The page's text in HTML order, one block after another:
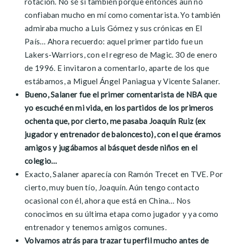
confiaban mucho en mí como comentarista. Yo también
admiraba mucho a Luis Gómez y sus crónicas en El
País… Ahora recuerdo: aquel primer partido fue un
Lakers-Warriors, con el regreso de Magic. 30 de enero
de 1996. E invitaron a comentarlo, aparte de los que
estábamos, a Miguel Ángel Paniagua y Vicente Salaner.
Bueno, Salaner fue el primer comentarista de NBA que
yo escuché en mi vida, en los partidos de los primeros
ochenta que, por cierto, me pasaba Joaquín Ruiz (ex
jugador y entrenador de baloncesto), con el que éramos
amigos y jugábamos al básquet desde niños en el
colegio…
Exacto, Salaner aparecía con Ramón Trecet en TVE. Por
cierto, muy buen tío, Joaquín. Aún tengo contacto
ocasional con él, ahora que está en China… Nos
conocimos en su última etapa como jugador y ya como
entrenador y tenemos amigos comunes.
Volvamos atrás para trazar tu perfil mucho antes de